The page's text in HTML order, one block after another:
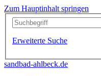
Zum Hauptinhalt springen
Erweiterte Suche
sandbad-ahlbeck.de